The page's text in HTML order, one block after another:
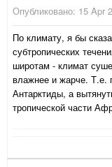
Опубликовано: 15 Apr
По климату, я бы
субтропических
широтам - климат
влажнее и жарче. Т.е.
Антарктиды, а
тропической части